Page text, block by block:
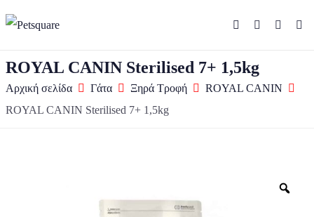
ROYAL CANIN Sterilised 7+ 1,5kg
Αρχική σελίδα Γάτα Ξηρά Τροφή
ROYAL CANIN
ROYAL CANIN Sterilised 7+ 1,5kg